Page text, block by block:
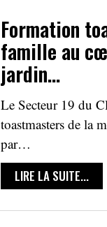
Formation
famille au
jardin…
Le Secteur 19 du
toastmasters de la
par…
LIRE LA SUITE...